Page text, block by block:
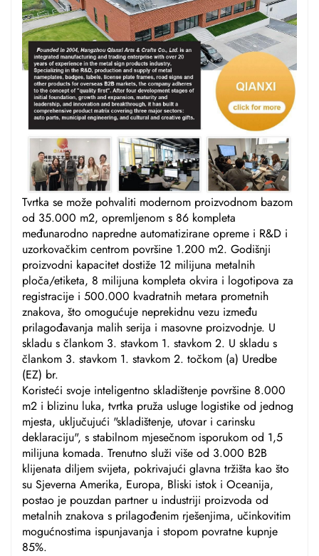
Tvrtka se može pohvaliti modernom proizvodnom bazom
od 35.000 m2, opremljenom s 86 kompleta
međunarodno napredne automatizirane opreme i R&D i
uzorkovačkim centrom površine 1.200 m2. Godišnji
proizvodni kapacitet dostiže 12 milijuna metalnih
ploča/etiketa, 8 milijuna kompleta okvira i logotipova za
registracije i 500.000 kvadratnih metara prometnih
znakova, što omogućuje neprekidnu vezu između
prilagođavanja malih serija i masovne proizvodnje. U
skladu s člankom 3. stavkom 1. stavkom 2. U skladu s
člankom 3. stavkom 1. stavkom 2. točkom (a) Uredbe
(EZ) br.
Koristeći svoje inteligentno skladištenje površine 8.000
m2 i blizinu luka, tvrtka pruža usluge logistike od jednog
mjesta, uključujući "skladištenje, utovar i carinsku
deklaraciju", s stabilnom mjesečnom isporukom od 1,5
milijuna komada. Trenutno služi više od 3.000 B2B
klijenata diljem svijeta, pokrivajući glavna tržišta kao što
su Sjeverna Amerika, Europa, Bliski istok i Oceanija,
postao je pouzdan partner u industriji proizvoda od
metalnih znakova s prilagođenim rješenjima, učinkovitim
mogućnostima ispunjavanja i stopom povratne kupnje
85%.